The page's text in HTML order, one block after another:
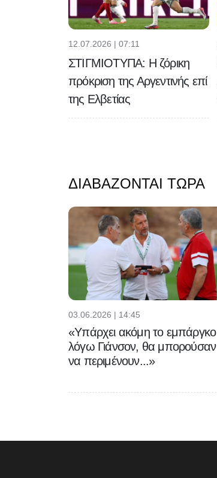
12.07.2026 | 07:11
ΣΤΙΓΜΙΟΤΥΠΑ: Η ζόρικη
πρόκριση της Αργεντινής επί
της Ελβετίας
ΔΙΑΒΆΖΟΝΤΑΙ ΤΏΡΑ
03.06.2026 | 14:45
«Υπάρχει ακόμη το εμπάργκο
λόγω Γιάνσον, θα μπορούσαν
να περιμένουν...»